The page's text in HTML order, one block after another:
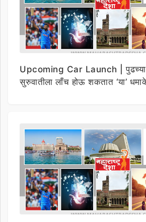
Upcoming Car Launch | पुढच्या
सुरुवातीला लाँच होऊ शकतात ‘या’